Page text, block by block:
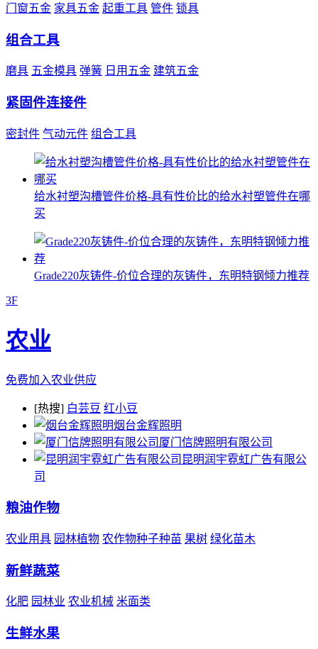
门窗五金 家具五金 起重工具 管件 锁具
组合工具
磨具 五金模具 弹簧 日用五金 建筑五金
紧固件连接件
密封件 气动元件 组合工具
给水衬塑沟槽管件价格-具有性价比的给水衬塑管件在哪
买
Grade220灰铸件-价位合理的灰铸件，东明特钢倾力推荐
3F
农业
免费加入农业供应
[热搜] 白芸豆 红小豆
烟台金辉照明
厦门信牌照明有限公司
昆明润宇霓虹广告有限公
司
粮油作物
农业用具 园林植物 农作物种子种苗 果树 绿化苗木
新鲜蔬菜
化肥 园林业 农业机械 米面类
生鲜水果